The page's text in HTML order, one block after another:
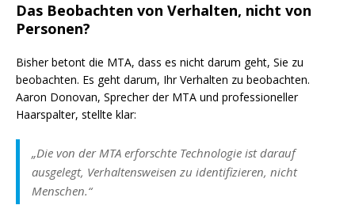
Das Beobachten von Verhalten, nicht von
Personen?
Bisher betont die MTA, dass es nicht darum geht, Sie zu
beobachten. Es geht darum, Ihr Verhalten zu beobachten.
Aaron Donovan, Sprecher der MTA und professioneller
Haarspalter, stellte klar:
„Die von der MTA erforschte Technologie ist darauf
ausgelegt, Verhaltensweisen zu identifizieren, nicht
Menschen.“